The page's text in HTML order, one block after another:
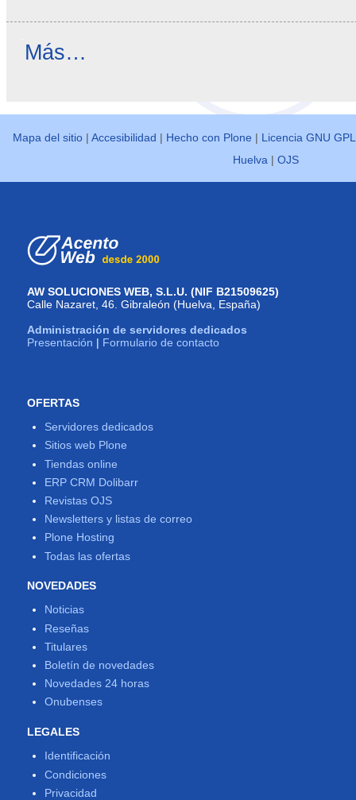
Reseñas
Más…
Mapa del sitio |Accesibilidad | Hecho con Plone | Licencia GNU GPL
Huelva |OJS
AW SOLUCIONES WEB, S.L.U. (NIF B21509625)
Calle Nazaret, 46. Gibraleón (Huelva, España)
Administración de servidores dedicados
Presentación | Formulario de contacto
OFERTAS
Servidores dedicados
Sitios web Plone
Tiendas online
ERP CRM Dolibarr
Revistas OJS
Newsletters y listas de correo
Plone Hosting
Todas las ofertas
NOVEDADES
Noticias
Reseñas
Titulares
Boletín de novedades
Novedades 24 horas
Onubenses
LEGALES
Identificación
Condiciones
Privacidad